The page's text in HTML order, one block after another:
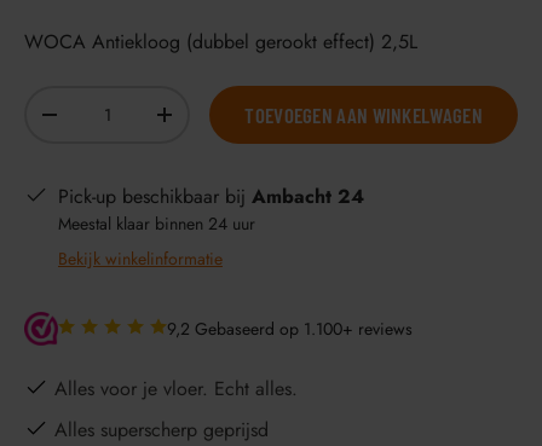
WOCA Antiekloog (dubbel gerookt effect) 2,5L
-
+ TOEVOEGEN AAN WINKELWAGEN
Pick-up beschikbaar bij Ambacht 24
Meestal klaar binnen 24 uur
Bekijk winkelinformatie
9,2 Gebaseerd op 1.100+ reviews
Alles voor je vloer. Echt alles.
Alles superscherp geprijsd